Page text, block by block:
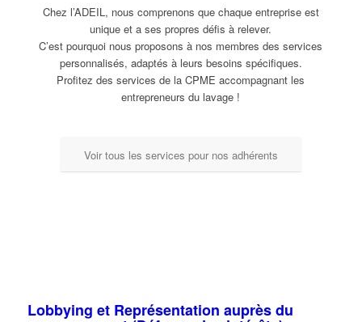
Chez l’ADEIL, nous comprenons que chaque entreprise est
unique et a ses propres défis à relever.
C’est pourquoi nous proposons à nos membres des services
personnalisés, adaptés à leurs besoins spécifiques.
Profitez des services de la CPME accompagnant les
entrepreneurs du lavage !
Voir tous les services pour nos adhérents
Lobbying et Représentation auprès du